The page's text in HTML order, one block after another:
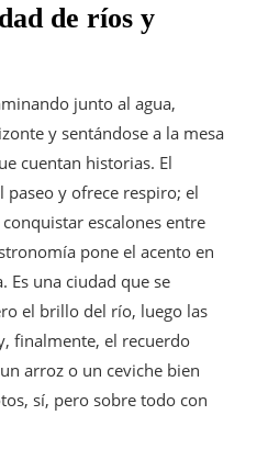
de ríos y
junto al agua,
y sentándose a la mesa
cuentan historias. El
y ofrece respiro; el
escalones entre
pone el acento en
Es una ciudad que se
el brillo del río, luego las
finalmente, el recuerdo
arroz o un ceviche bien
sí, pero sobre todo con